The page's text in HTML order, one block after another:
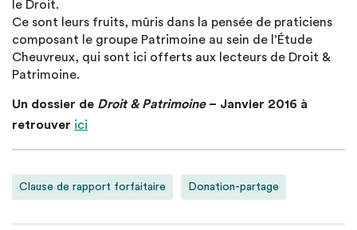
le Droit.
Ce sont leurs fruits, mûris dans la pensée de praticiens
composant le groupe Patrimoine au sein de l’Étude
Cheuvreux, qui sont ici offerts aux lecteurs de Droit &
Patrimoine.
Un dossier de Droit & Patrimoine– Janvier 2016 à
retrouver ici
Clause de rapport forfaitaire Donation-partage